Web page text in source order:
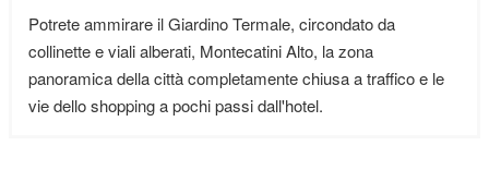
Potrete ammirare il Giardino Termale, circondato da
collinette e viali alberati, Montecatini Alto, la zona
panoramica della città completamente chiusa a traffico e le
vie dello shopping a pochi passi dall'hotel.